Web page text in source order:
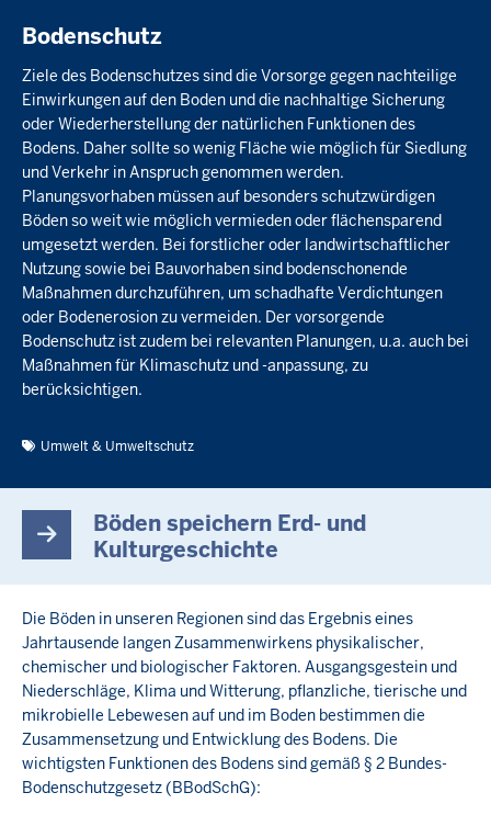
Bodenschutz
Ziele des Bodenschutzes sind die Vorsorge gegen nachteilige
Einwirkungen auf den Boden und die nachhaltige Sicherung
oder Wiederherstellung der natürlichen Funktionen des
Bodens. Daher sollte so wenig Fläche wie möglich für Siedlung
und Verkehr in Anspruch genommen werden.
Planungsvorhaben müssen auf besonders schutzwürdigen
Böden so weit wie möglich vermieden oder flächensparend
umgesetzt werden. Bei forstlicher oder landwirtschaftlicher
Nutzung sowie bei Bauvorhaben sind bodenschonende
Maßnahmen durchzuführen, um schadhafte Verdichtungen
oder Bodenerosion zu vermeiden. Der vorsorgende
Bodenschutz ist zudem bei relevanten Planungen, u.a. auch bei
Maßnahmen für Klimaschutz und -anpassung, zu
berücksichtigen.
Umwelt & Umweltschutz
Böden speichern Erd- und
Kulturgeschichte
Die Böden in unseren Regionen sind das Ergebnis eines
Jahrtausende langen Zusammenwirkens physikalischer,
chemischer und biologischer Faktoren. Ausgangsgestein und
Niederschläge, Klima und Witterung, pflanzliche, tierische und
mikrobielle Lebewesen auf und im Boden bestimmen die
Zusammensetzung und Entwicklung des Bodens. Die
wichtigsten Funktionen des Bodens sind gemäß § 2 Bundes-
Bodenschutzgesetz (BBodSchG):